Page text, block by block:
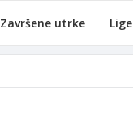
Završene utrke Lige